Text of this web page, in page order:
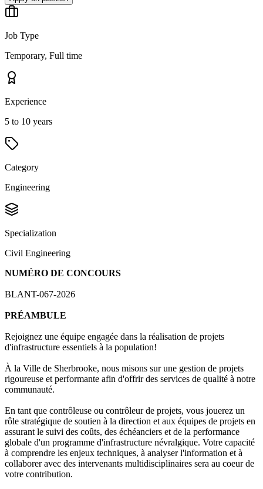
Job Type
Temporary, Full time
Experience
5 to 10 years
Category
Engineering
Specialization
Civil Engineering
NUMÉRO DE CONCOURS
BLANT-067-2026
PRÉAMBULE
Rejoignez une équipe engagée dans la réalisation de projets
d'infrastructure essentiels à la population!
À la Ville de Sherbrooke, nous misons sur une gestion de projets
rigoureuse et performante afin d'offrir des services de qualité à notre
communauté.
En tant que contrôleuse ou contrôleur de projets, vous jouerez un
rôle stratégique de soutien à la direction et aux équipes de projets en
assurant le suivi des coûts, des échéanciers et de la performance
globale d'un programme d'infrastructure névralgique. Votre capacité
à comprendre les enjeux techniques, à analyser l'information et à
collaborer avec des intervenants multidisciplinaires sera au coeur de
votre contribution.